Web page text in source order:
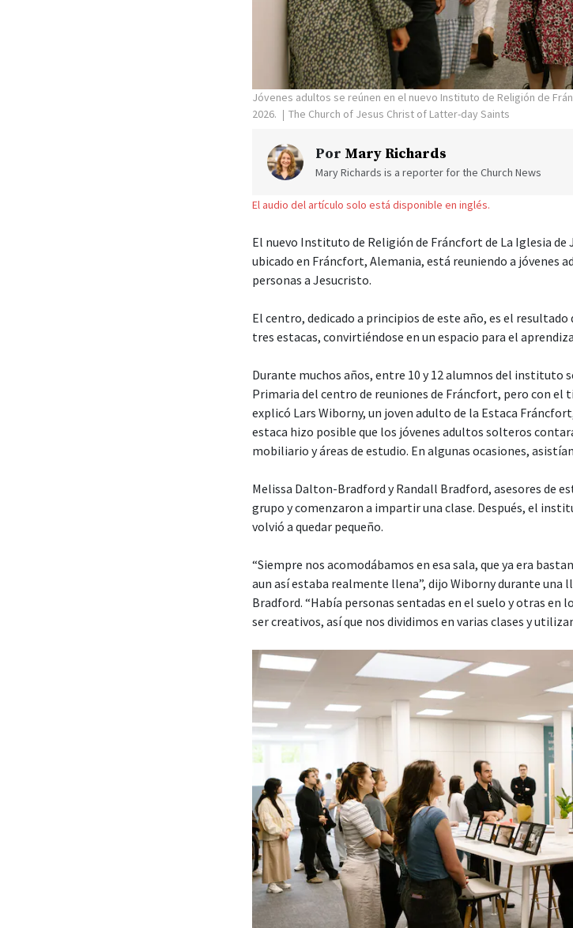
Jóvenes adultos se reúnen en el nuevo Instituto de Religión de
2026.
The Church of Jesus Christ of Latter-day Saints
Por Mary Richards
Mary Richards is a reporter for the Church News
El audio del artículo solo está disponible en inglés.
El nuevo Instituto de Religión de Fráncfort de La Iglesia
ubicado en Fráncfort, Alemania, está reuniendo a jóvenes
personas a Jesucristo.
El centro, dedicado a principios de este año, es el
tres estacas, convirtiéndose en un espacio para el
Durante muchos años, entre 10 y 12 alumnos del instituto
Primaria del centro de reuniones de Fráncfort, pero con el
explicó Lars Wiborny, un joven adulto de la Estaca
estaca hizo posible que los jóvenes adultos solteros
mobiliario y áreas de estudio. En algunas ocasiones,
Melissa Dalton-Bradford y Randall Bradford, asesores de
grupo y comenzaron a impartir una clase. Después, el
volvió a quedar pequeño.
“Siempre nos acomodábamos en esa sala, que ya era
aun así estaba realmente llena”, dijo Wiborny durante una
Bradford. “Había personas sentadas en el suelo y otras en
ser creativos, así que nos dividimos en varias clases y